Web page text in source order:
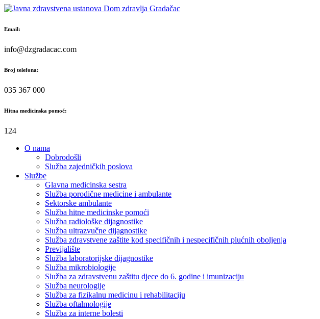
Skip
content
Email:
info@dzgradacac.com
Broj telefona:
035 367 000
Hitna medicinska pomoć:
124
O nama
Dobrodošli
Služba zajedničkih poslova
Službe
Glavna medicinska sestra
Služba porodične medicine i ambulante
Sektorske ambulante
Služba hitne medicinske pomoći
Služba radiološke dijagnostike
Služba ultrazvučne dijagnostike
Služba zdravstvene zaštite kod specifičnih i nespecifičnih plućnih oboljenja
Previjalište
Služba laboratorijske dijagnostike
Služba mikrobiologije
Služba za zdravstvenu zaštitu djece do 6. godine i imunizaciju
Služba neurologije
Služba za fizikalnu medicinu i rehabilitaciju
Služba oftalmologije
Služba za interne bolesti